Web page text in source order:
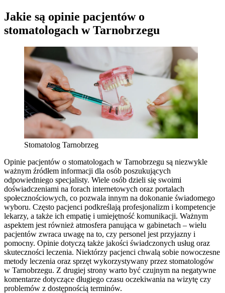
Jakie są opinie pacjentów o
stomatologach w Tarnobrzegu
Stomatolog Tarnobrzeg
Opinie pacjentów o stomatologach w Tarnobrzegu są niezwykle
ważnym źródłem informacji dla osób poszukujących
odpowiedniego specjalisty. Wiele osób dzieli się swoimi
doświadczeniami na forach internetowych oraz portalach
społecznościowych, co pozwala innym na dokonanie świadomego
wyboru. Często pacjenci podkreślają profesjonalizm i kompetencje
lekarzy, a także ich empatię i umiejętność komunikacji. Ważnym
aspektem jest również atmosfera panująca w gabinetach – wielu
pacjentów zwraca uwagę na to, czy personel jest przyjazny i
pomocny. Opinie dotyczą także jakości świadczonych usług oraz
skuteczności leczenia. Niektórzy pacjenci chwalą sobie nowoczesne
metody leczenia oraz sprzęt wykorzystywany przez stomatologów
w Tarnobrzegu. Z drugiej strony warto być czujnym na negatywne
komentarze dotyczące długiego czasu oczekiwania na wizytę czy
problemów z dostępnością terminów.